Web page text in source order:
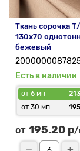
Ткань сорочка
130x70
бежевый
Есть в наличии
от 6 мп
от 30 мп
от 195.20 р/